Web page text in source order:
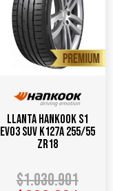
Llanta HANKOOK S1
Evo3 SUV K127A 255/55
ZR18
$1.030.901